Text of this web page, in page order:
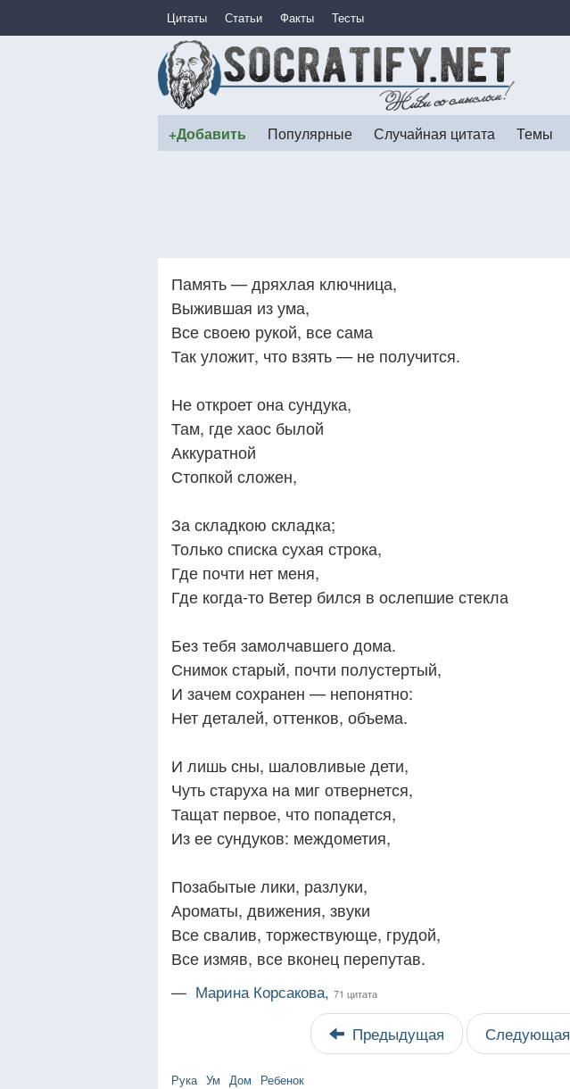
Цитаты Статьи Факты Тесты
+Добавить Популярные Случайная цитата Темы
Память — дряхлая ключница,
Выжившая из ума,
Все своею рукой, все сама
Так уложит, что взять — не получится.
Не откроет она сундука,
Там, где хаос былой
Аккуратной
Стопкой сложен,
За складкою складка;
Только списка сухая строка,
Где почти нет меня,
Где когда-то Ветер бился в ослепшие стекла
Без тебя замолчавшего дома.
Снимок старый, почти полустертый,
И зачем сохранен — непонятно:
Нет деталей, оттенков, объема.
И лишь сны, шаловливые дети,
Чуть старуха на миг отвернется,
Тащат первое, что попадется,
Из ее сундуков: междометия,
Позабытые лики, разлуки,
Ароматы, движения, звуки
Все свалив, торжествующе, грудой,
Все измяв, все вконец перепутав.
— Марина Корсакова, 71 цитата
Предыдущая Следующая
Рука Ум Дом Ребенок